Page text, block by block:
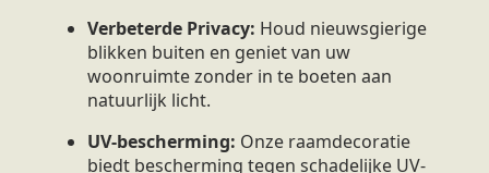
Verbeterde Privacy: Houd nieuwsgierige
blikken buiten en geniet van uw
woonruimte zonder in te boeten aan
natuurlijk licht.
UV-bescherming: Onze raamdecoratie
biedt bescherming tegen schadelijke UV-